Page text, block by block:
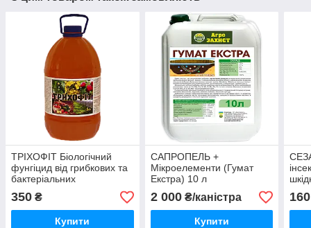
ТРІХОФІТ Біологічний
фунгіцид від грибкових та
бактеріальних
захворювань 5л
350 ₴
Купити
САПРОПЕЛЬ +
Мікроелементи (Гумат
Екстра) 10 л
2 000₴/каністра
Купити
160